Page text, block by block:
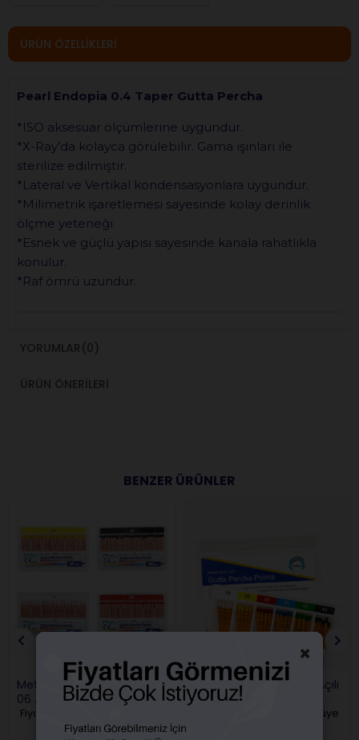
ÜRÜN ÖZELLIKLERI
Pearl Endopia 0.4 Taper Gutta Percha
*ISO aksesuar ölçümlerine uygundur.
*X-Ray’da kolayca görülebilir. Gama ışınları ile
sterilize edilmiştir.
*Lateral ve Vertikal kondensasyonlara uygundur.
*Milimetrik işaretlemesi sayesinde kolay derinlik
ölçme yeteneği
*Esnek ve güçlü yapısı sayesinde kanala rahatlıkla
konulur.
*Raf ömrü uzundur.
YORUMLAR (0)
ÜRÜN ÖNERILERI
BENZER ÜRÜNLER
Meta Biomed Guta Perka
06 Açılı
Fiyatları görebilmek için üye
girişi yapmalısınız.
Omega Gutta Percha Açılı
Fiyatları görebilmek için üye
×